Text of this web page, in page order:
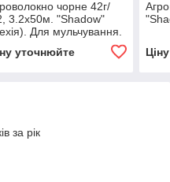
чорне 42г/
3.2х50м. "Shadow"
Для мульчування.
уточнюйте
за рік